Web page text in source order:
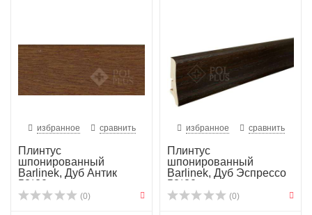
избранное сравнить
Плинтус
шпонированный
Barlinek, Дуб Антик
58*20
(0)
избранное сравнить
Плинтус
шпонированный
Barlinek, Дуб Эспрессо
58*20
(0)